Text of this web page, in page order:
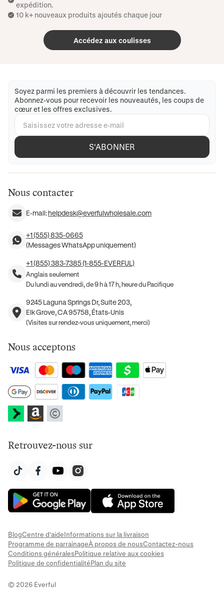
expédition.
10 k+ nouveaux produits ajoutés chaque jour
Accédez aux coulisses
Soyez parmi les premiers à découvrir les tendances.
Abonnez-vous pour recevoir les nouveautés, les coups de
cœur et les offres exclusives.
S'ABONNER
Nous contacter
E-mail:helpdesk@everfulwholesale.com
+1 (555) 835-0665
(Messages WhatsApp uniquement)
+1 (855) 383-7385 (1-855-EVERFUL)
Anglais seulement
Du lundi au vendredi, de 9 h à 17 h, heure du Pacifique
9245 Laguna Springs Dr, Suite 203,
Elk Grove, CA 95758, États-Unis
(Visites sur rendez-vous uniquement, merci)
Nous acceptons
Retrouvez-nous sur
BlogCentre d'aideInformations sur la livraison
Programme de parrainageÀ propos de nousContactez-nous
Conditions généralesPolitique relative aux cookies
Politique de confidentialitéPlan du site
© 2026 Everful